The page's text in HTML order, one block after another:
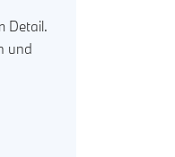
Detail.
und